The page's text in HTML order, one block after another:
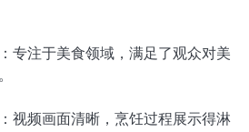
：专注于美食领域，满足了观众对美
：视频画面清晰，烹饪过程展示得淋